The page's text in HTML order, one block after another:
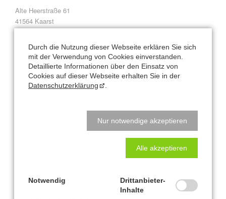
Alte Heerstraße 61
41564 Kaarst
Natalys Blog
Beckenbodentraining
1 4 Vorwärts Ende »
Durch die Nutzung dieser Webseite erklären Sie sich
mit der Verwendung von Cookies einverstanden.
Detaillierte Informationen über den Einsatz von
Cookies auf dieser Webseite erhalten Sie in der
Datenschutzerklärung
Nur notwendige akzeptieren
Alle akzeptieren
Notwendig
Drittanbieter-
Inhalte